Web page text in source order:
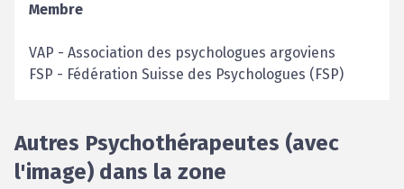
Membre
VAP - Association des psychologues argoviens
FSP - Fédération Suisse des Psychologues (FSP)
Autres Psychothérapeutes (avec
l'image) dans la zone